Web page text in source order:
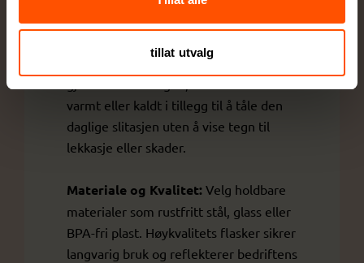
tillat utvalg
med infuser og smartflasker for å
innholdet holder ønsket temperatur
varmt eller kaldt i tillegg til å tåle den
daglige slitasjen uten å vise tegn til
lekkasje eller skader.
Materiale og Kvalitet: Velg holdbare
materialer som rustfritt stål, glass eller
BPA-fri plast. Høykvalitets flasker sikrer
langvarig bruk og reflekterer bedriftens